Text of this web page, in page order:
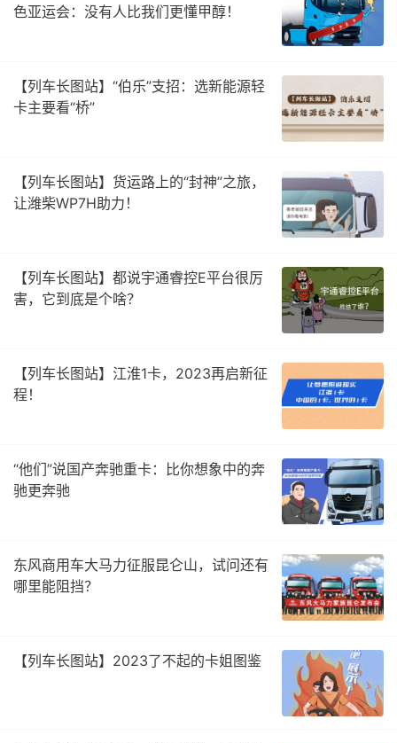
色亚运会：没有人比我们更懂甲醇！
【列车长图站】“伯乐”支招：选新能源轻
卡主要看“桥”
【列车长图站】货运路上的“封神”之旅，
让潍柴WP7H助力！
【列车长图站】都说宇通睿控E平台很厉
害，它到底是个啥？
【列车长图站】江淮1卡，2023再启新征
程！
“他们”说国产奔驰重卡：比你想象中的奔
驰更奔驰
东风商用车大马力征服昆仑山，试问还有
哪里能阻挡？
【列车长图站】2023了不起的卡姐图鉴